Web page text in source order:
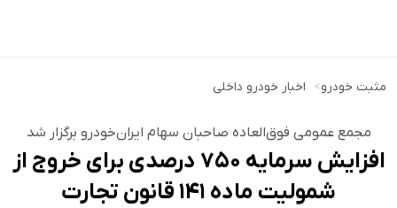
مثبت خودرو> اخبار خودرو داخلی
مجمع عمومی فوق‌العاده صاحبان سهام ایران‌خودرو برگزار شد
افزایش سرمایه ۷۵۰ درصدی برای خروج از
شمولیت ماده ۱۴۱ قانون تجارت